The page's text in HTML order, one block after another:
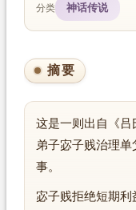
分类 神话传说
摘要
这是一则出自《
弟子宓子贱治理
事。
宓子贱拒绝短期